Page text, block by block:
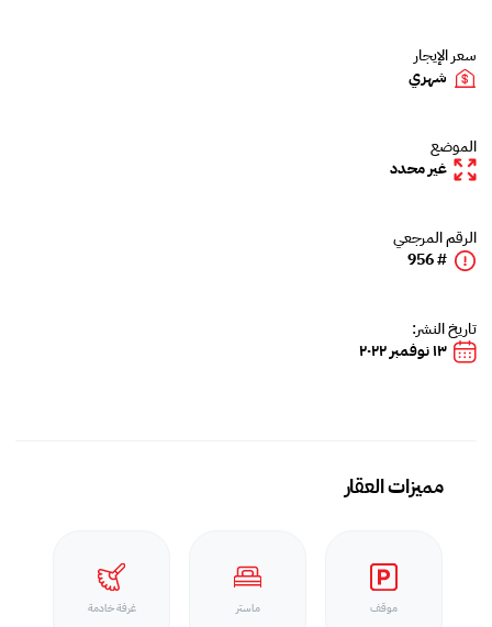
سعر الإيجار
شهري
الموضع
غير محدد
الرقم المرجعي
# 956
تاريخ النشر:
١٣ نوفمبر ٢٠٢٢
مميزات العقار
موقف ماستر غرفة خادمة